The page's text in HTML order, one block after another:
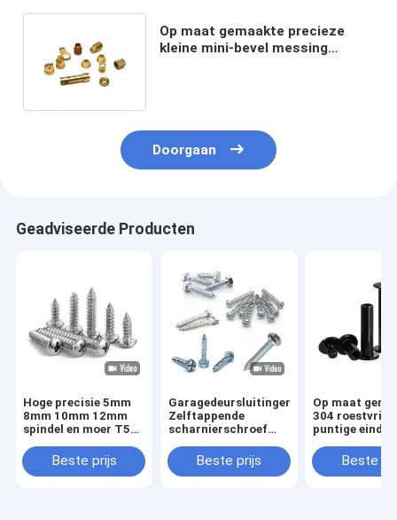
Op maat gemaakte precieze
kleine mini-bevel messing
Doorgaan
Geadviseerde Producten
Hoge precisie 5mm
8mm 10mm 12mm
spindel en moer T5
roestvrijstalen
trapeziumvormige
Beste prijs
Garagedeursluitingen,
Zelftappende
scharnierschroef
Railschroeven
Beste prijs
Op maat
304 roestvrij
puntige
M6 M8 DIN914
Point Grub
Beste